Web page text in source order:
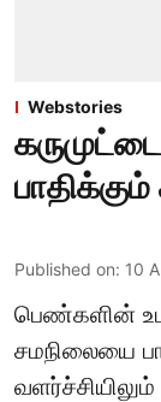
Webstories
Published on: 10
பெண்களின்
சமநிலையை